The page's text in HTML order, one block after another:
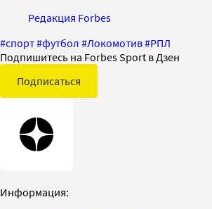
Редакция Forbes
#спорт#футбол #Локомотив#РПЛ
Подпишитесь на Forbes Sport в Дзен
Подписаться
Информация: